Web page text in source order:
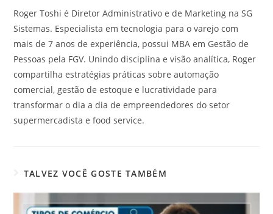
Roger Toshi é Diretor Administrativo e de Marketing na SG
Sistemas. Especialista em tecnologia para o varejo com
mais de 7 anos de experiência, possui MBA em Gestão de
Pessoas pela FGV. Unindo disciplina e visão analítica, Roger
compartilha estratégias práticas sobre automação
comercial, gestão de estoque e lucratividade para
transformar o dia a dia de empreendedores do setor
supermercadista e food service.
TALVEZ VOCÊ GOSTE TAMBÉM